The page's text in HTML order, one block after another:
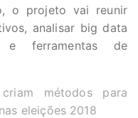
o projeto vai reunir
analisar big data
e ferramentas de
criam métodos para
eleições 2018